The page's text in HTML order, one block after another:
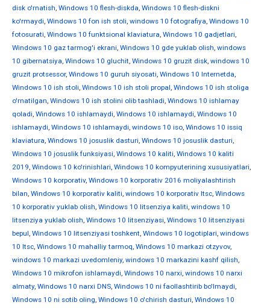
disk o'rnatish, Windows 10 flesh-diskda, Windows 10 flesh-diskni
ko'rmaydi, Windows 10 fon ish stoli, windows 10 fotografiya, Windows 10
fotosurati, Windows 10 funktsional klaviatura, Windows 10 gadjetlari,
Windows 10 gaz tarmog'i ekrani, Windows 10 gde yuklab olish, windows
10 gibernatsiya, Windows 10 gluchit, Windows 10 gruzit disk, windows 10
gruzit protsessor, Windows 10 guruh siyosati, Windows 10 Internetda,
Windows 10 ish stoli, Windows 10 ish stoli propal, Windows 10 ish stoliga
o'rnatilgan, Windows 10 ish stolini olib tashladi, Windows 10 ishlamay
qoladi, Windows 10 ishlamaydi, Windows 10 ishlamaydi, Windows 10
ishlamaydi, Windows 10 ishlamaydi, windows 10 iso, Windows 10 issiq
klaviatura, Windows 10 josuslik dasturi, Windows 10 josuslik dasturi,
Windows 10 josuslik funksiyasi, Windows 10 kaliti, Windows 10 kaliti
2019, Windows 10 ko'rinishlari, Windows 10 kompyuterining xususiyatlari,
Windows 10 korporativ, Windows 10 korporativ 2016 moliyalashtirish
bilan, Windows 10 korporativ kaliti, windows 10 korporativ ltsc, Windows
10 korporativ yuklab olish, Windows 10 litsenziya kaliti, windows 10
litsenziya yuklab olish, Windows 10 litsenziyasi, Windows 10 litsenziyasi
bepul, Windows 10 litsenziyasi toshkent, Windows 10 logotiplari, windows
10 ltsc, Windows 10 mahalliy tarmoq, Windows 10 markazi otzyvov,
windows 10 markazi uvedomleniy, windows 10 markazini kashf qilish,
Windows 10 mikrofon ishlamaydi, Windows 10 narxi, windows 10 narxi
almaty, Windows 10 narxi DNS, Windows 10 ni faollashtirib bo'lmaydi,
Windows 10 ni sotib oling, Windows 10 o'chirish dasturi, Windows 10